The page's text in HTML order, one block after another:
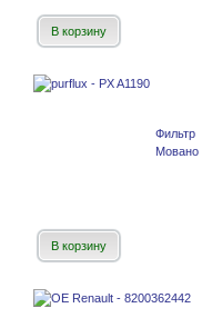
В корзину
Мовано
В корзину